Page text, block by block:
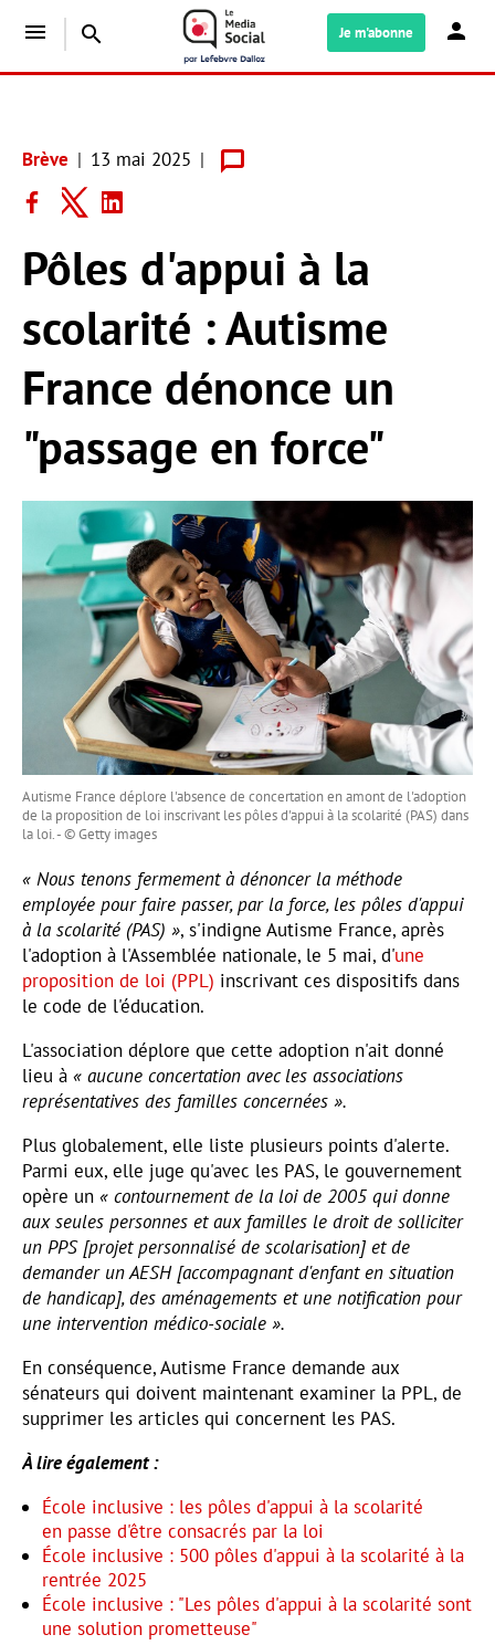
menu search Je m'abonne
Brève 13 mai 2025
Pôles d'appui à la
scolarité : Autisme
France dénonce un
"passage en force"
Autisme France déplore l'absence de concertation en amont de l'adoption
de la proposition de loi inscrivant les pôles d'appui à la scolarité (PAS) dans
la loi. - © Getty images
« Nous tenons fermement à dénoncer la méthode
employée pour faire passer, par la force, les pôles d'appui
à la scolarité (PAS) », s'indigne Autisme France, après
l'adoption à l'Assemblée nationale, le 5 mai, d'une
proposition de loi (PPL) inscrivant ces dispositifs dans
le code de l'éducation.
L'association déplore que cette adoption n'ait donné
lieu à « aucune concertation avec les associations
représentatives des familles concernées ».
Plus globalement, elle liste plusieurs points d'alerte.
Parmi eux, elle juge qu'avec les PAS, le gouvernement
opère un « contournement de la loi de 2005 qui donne
aux seules personnes et aux familles le droit de solliciter
un PPS [projet personnalisé de scolarisation] et de
demander un AESH [accompagnant d'enfant en situation
de handicap], des aménagements et une notification pour
une intervention médico-sociale ».
En conséquence, Autisme France demande aux
sénateurs qui doivent maintenant examiner la PPL, de
supprimer les articles qui concernent les PAS.
À lire également :
École inclusive : les pôles d'appui à la scolarité
en passe d'être consacrés par la loi
École inclusive : 500 pôles d'appui à la scolarité à la
rentrée 2025
École inclusive : "Les pôles d'appui à la scolarité sont
une solution prometteuse"